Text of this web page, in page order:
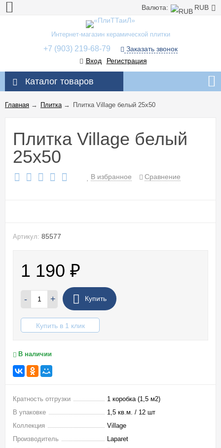
Валюта: RUB
Интернет-магазин керамической плитки
+7 (903) 219-68-79
Заказать звонок
Вход
Регистрация
Каталог товаров
Главная → Плитка→ Плитка Village белый 25x50
Плитка Village белый
25x50
В избранное Сравнение
Артикул: 85577
1 190 ₽
- + Купить
Купить в 1 клик
В наличии
Кратность отгрузки
1 коробка (1,5 м2)
В упаковке
1,5 кв.м. / 12 шт
Коллекция
Village
Производитель
Laparet